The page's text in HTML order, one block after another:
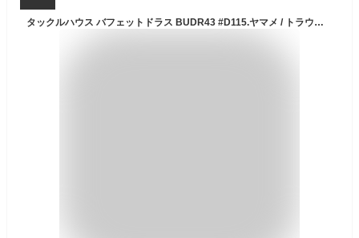
タックルハウス バフェットドラス BUDR43 #D115.ヤマメ / トラウト ルアー (メール便可) (O01)